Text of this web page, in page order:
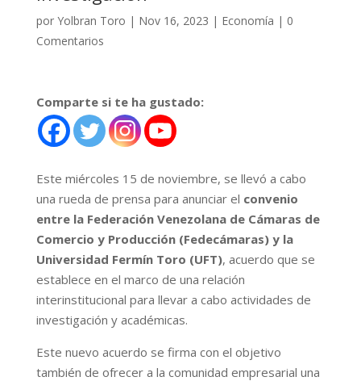
por Yolbran Toro | Nov 16, 2023 | Economía | 0
Comentarios
Comparte si te ha gustado:
Este miércoles 15 de noviembre, se llevó a cabo
una rueda de prensa para anunciar el convenio
entre la Federación Venezolana de Cámaras de
Comercio y Producción (Fedecámaras) y la
Universidad Fermín Toro (UFT), acuerdo que se
establece en el marco de una relación
interinstitucional para llevar a cabo actividades de
investigación y académicas.
Este nuevo acuerdo se firma con el objetivo
también de ofrecer a la comunidad empresarial una